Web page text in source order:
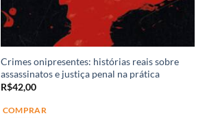
Crimes onipresentes: histórias reais sobre
assassinatos e justiça penal na prática
R$42,00
COMPRAR